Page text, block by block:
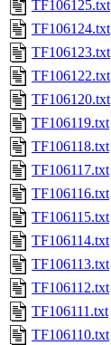
TF106125.txt
TF106124.txt
TF106123.txt
TF106122.txt
TF106120.txt
TF106119.txt
TF106118.txt
TF106117.txt
TF106116.txt
TF106115.txt
TF106114.txt
TF106113.txt
TF106112.txt
TF106111.txt
TF106110.txt